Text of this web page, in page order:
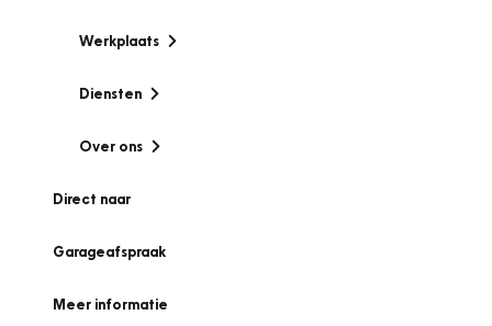
Werkplaats
Diensten
Over ons
Direct naar
Garageafspraak
Meer informatie